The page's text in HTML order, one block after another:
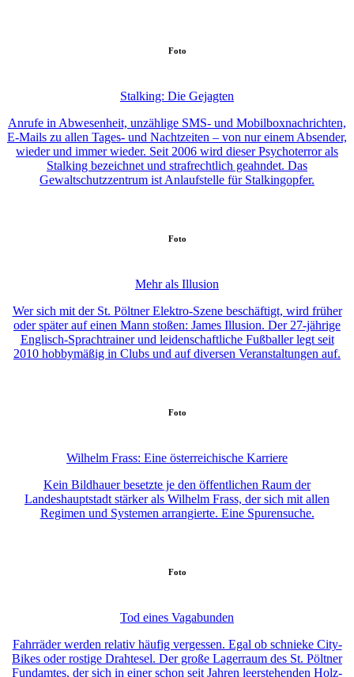
Foto
Stalking: Die Gejagten
Anrufe in Abwesenheit, unzählige SMS- und Mobilboxnachrichten,
E-Mails zu allen Tages- und Nachtzeiten – von nur einem Absender,
wieder und immer wieder. Seit 2006 wird dieser Psychoterror als
Stalking bezeichnet und strafrechtlich geahndet. Das
Gewaltschutzzentrum ist Anlaufstelle für Stalkingopfer.
Foto
Mehr als Illusion
Wer sich mit der St. Pöltner Elektro-Szene beschäftigt, wird früher
oder später auf einen Mann stoßen: James Illusion. Der 27-jährige
Englisch-Sprachtrainer und leidenschaftliche Fußballer legt seit
2010 hobbymäßig in Clubs und auf diversen Veranstaltungen auf.
Foto
Wilhelm Frass: Eine österreichische Karriere
Kein Bildhauer besetzte je den öffentlichen Raum der
Landeshauptstadt stärker als Wilhelm Frass, der sich mit allen
Regimen und Systemen arrangierte. Eine Spurensuche.
Foto
Tod eines Vagabunden
Fahrräder werden relativ häufig vergessen. Egal ob schnieke City-
Bikes oder rostige Drahtesel. Der große Lagerraum des St. Pöltner
Fundamtes, der sich in einer schon seit Jahren leerstehenden Holz-